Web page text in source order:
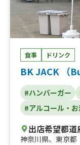
食事 ドリンク
BK JACK （
#ハンバーガー
#アルコール・
出店希望都道
神奈川県、 東京都